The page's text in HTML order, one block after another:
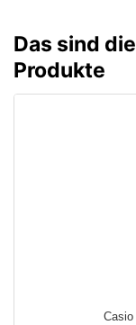
Das sind
Produkte